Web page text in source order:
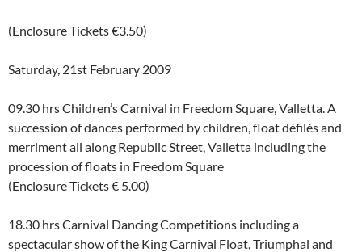
(Enclosure Tickets €3.50)
Saturday, 21st February 2009
09.30 hrs Children’s Carnival in Freedom Square, Valletta. A
succession of dances performed by children, float défilés and
merriment all along Republic Street, Valletta including the
procession of floats in Freedom Square
(Enclosure Tickets € 5.00)
18.30 hrs Carnival Dancing Competitions including a
spectacular show of the King Carnival Float, Triumphal and